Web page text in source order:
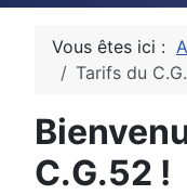
Vous êtes ici :
Tarifs du
C.G.52 !